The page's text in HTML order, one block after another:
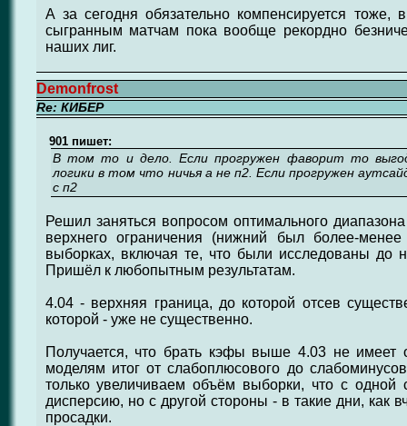
А за сегодня обязательно компенсируется
сыгранным матчам пока вообще рекордно
наших лиг.
Demonfrost
Re: КИБЕР
901 пишет:
В том то и дело. Если прогружен фаворит то
логики в том что ничья а не п2. Если прогружен
с п2
Решил заняться вопросом оптимального
верхнего ограничения (нижний был более-
выборках, включая те, что были исследованы до
Пришёл к любопытным результатам.
4.04 - верхняя граница, до которой отсев
которой - уже не существенно.
Получается, что брать кэфы выше 4.03 не имеет
моделям итог от слабоплюсового до
только увеличиваем объём выборки, что с одной
дисперсию, но с другой стороны - в такие дни, как
просадки.